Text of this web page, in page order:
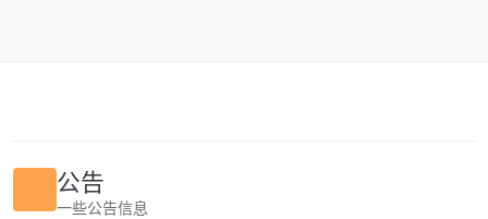
公告
一些公告信息